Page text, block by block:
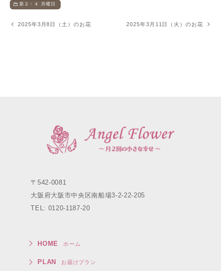
第２・４ 月曜日
2025年3月8日（土）のお花 2025年3月11日（火）のお花
〒542-0081
大阪府大阪市中央区南船場3-2-22-205
TEL: 0120-1187-20
HOME ホーム
PLAN お届けプラン